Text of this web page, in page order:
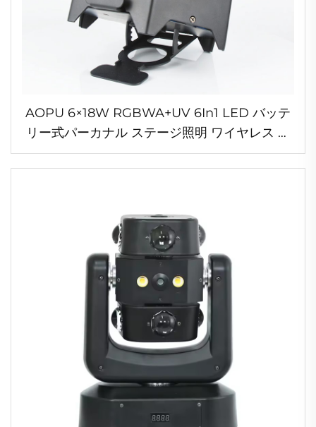
AOPU 6×18W RGBWA+UV 6In1 LED バッテ
リー式パーカナル ステージ照明 ワイヤレス パ
ーティー バー クラブ ウェディング用